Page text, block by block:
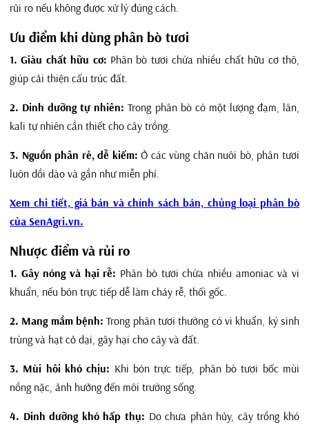
rủi ro nếu không được xử lý đúng cách.
Ưu điểm khi dùng phân bò tươi
1. Giàu chất hữu cơ: Phân bò tươi chứa nhiều chất hữu cơ thô,
giúp cải thiện cấu trúc đất.
2. Dinh dưỡng tự nhiên: Trong phân bò có một lượng đạm, lân,
kali tự nhiên cần thiết cho cây trồng.
3. Nguồn phân rẻ, dễ kiếm: Ở các vùng chăn nuôi bò, phân tươi
luôn dồi dào và gần như miễn phí.
Xem chi tiết, giá bán và chính sách bán, chủng loại phân bò
của SenAgri.vn.
Nhược điểm và rủi ro
1. Gây nóng và hại rễ: Phân bò tươi chứa nhiều amoniac và vi
khuẩn, nếu bón trực tiếp dễ làm cháy rễ, thối gốc.
2. Mang mầm bệnh: Trong phân tươi thường có vi khuẩn, ký sinh
trùng và hạt cỏ dại, gây hại cho cây và đất.
3. Mùi hôi khó chịu: Khi bón trực tiếp, phân bò tươi bốc mùi
nồng nặc, ảnh hưởng đến môi trường sống.
4. Dinh dưỡng khó hấp thụ: Do chưa phân hủy, cây trồng khó